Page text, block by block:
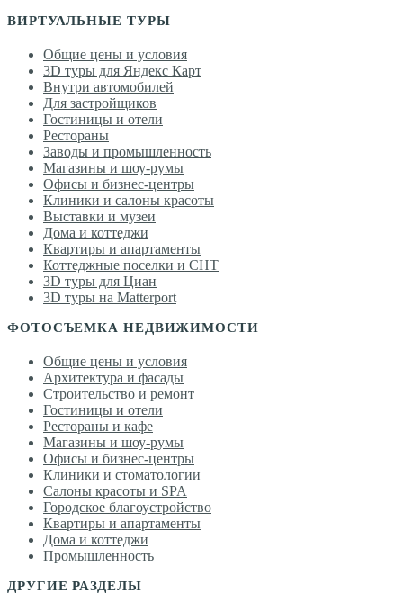
ВИРТУАЛЬНЫЕ ТУРЫ
Общие цены и условия
3D туры для Яндекс Карт
Внутри автомобилей
Для застройщиков
Гостиницы и отели
Рестораны
Заводы и промышленность
Магазины и шоу-румы
Офисы и бизнес-центры
Клиники и салоны красоты
Выставки и музеи
Дома и коттеджи
Квартиры и апартаменты
Коттеджные поселки и СНТ
3D туры для Циан
3D туры на Matterport
ФОТОСЪЕМКА НЕДВИЖИМОСТИ
Общие цены и условия
Архитектура и фасады
Строительство и ремонт
Гостиницы и отели
Рестораны и кафе
Магазины и шоу-румы
Офисы и бизнес-центры
Клиники и стоматологии
Салоны красоты и SPA
Городское благоустройство
Квартиры и апартаменты
Дома и коттеджи
Промышленность
ДРУГИЕ РАЗДЕЛЫ